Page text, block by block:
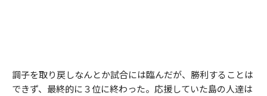
調子を取り戻しなんとか試合には臨んだが、勝利することは
できず、最終的に３位に終わった。応援していた島の人達は